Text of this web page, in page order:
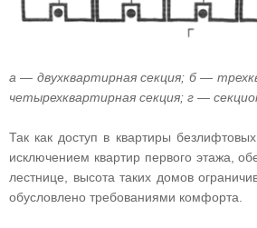
а — двухквартирная секция; б —
четырехквартирная секция; г —
Так как доступ в квартиры
исключением квартир первого этажа,
лестнице, высота таких домов
обусловлено требованиями комфорта.